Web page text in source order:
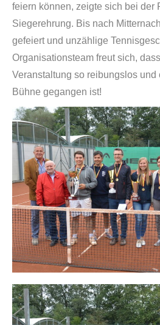
feiern können, zeigte sich bei der
Siegerehrung. Bis nach
gefeiert und unzählige
Organisationsteam freut sich,
Veranstaltung so reibungslos und
Bühne gegangen ist!